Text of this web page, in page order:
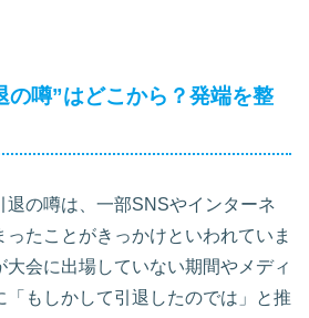
の噂”はどこから？発端を整
退の噂は、一部SNSやインターネ
ったことがきっかけといわれていま
会に出場していない期間やメディ
「もしかして引退したのでは」と推